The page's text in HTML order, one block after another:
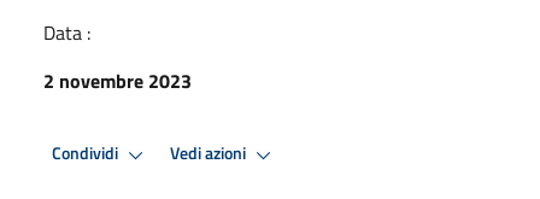
Data :
2 novembre 2023
Condividi Vedi azioni